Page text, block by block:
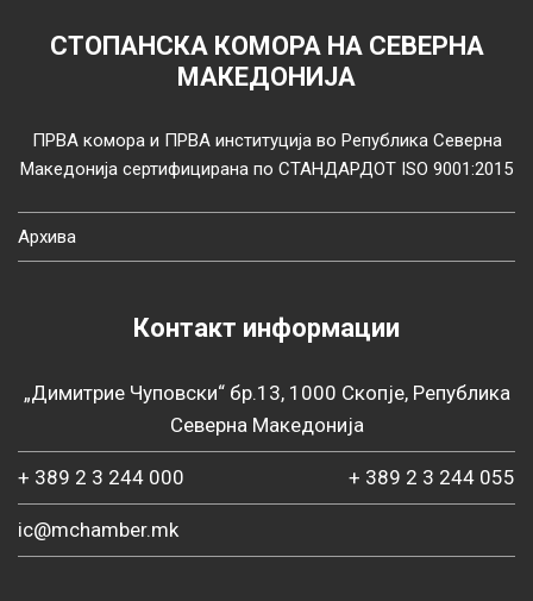
СТОПАНСКА КОМОРА НА СЕВЕРНА
МАКЕДОНИЈА
ПРВА комора и ПРВА институција во Република Северна
Македонија сертифицирана по СТАНДАРДОТ ISO 9001:2015
Архива
Контакт информации
„Димитрие Чуповски“ бр.13, 1000 Скопје, Република
Северна Македонија
+ 389 2 3 244 000 + 389 2 3 244 055
ic@mchamber.mk